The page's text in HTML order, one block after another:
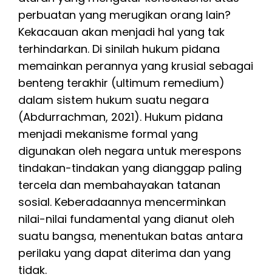
perbuatan yang merugikan orang lain?
Kekacauan akan menjadi hal yang tak
terhindarkan. Di sinilah hukum pidana
memainkan perannya yang krusial sebagai
benteng terakhir (ultimum remedium)
dalam sistem hukum suatu negara
(Abdurrachman, 2021). Hukum pidana
menjadi mekanisme formal yang
digunakan oleh negara untuk merespons
tindakan-tindakan yang dianggap paling
tercela dan membahayakan tatanan
sosial. Keberadaannya mencerminkan
nilai-nilai fundamental yang dianut oleh
suatu bangsa, menentukan batas antara
perilaku yang dapat diterima dan yang
tidak.